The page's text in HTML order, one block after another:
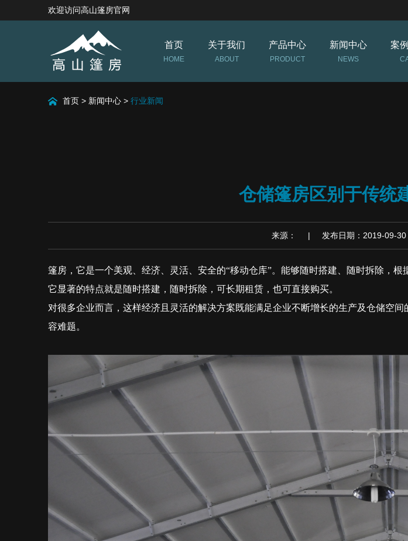
欢迎访问高山篷房官网
首页
HOME
关于我们
ABOUT
产品中心
PRODUCT
新闻中心
NEWS
案
首页 > 新闻中心 > 行业新闻
仓储篷房区别于传统
来源： | 发布日期：2019-09-
篷房，它是一个美观、经济、灵活、安全的“移动仓库”。能够随时搭建、随时拆除，根
它显著的特点就是随时搭建，随时拆除，可长期租赁，也可直接购买。
对很多企业而言，这样经济且灵活的解决方案既能满足企业不断增长的生产及仓储空
容难题。